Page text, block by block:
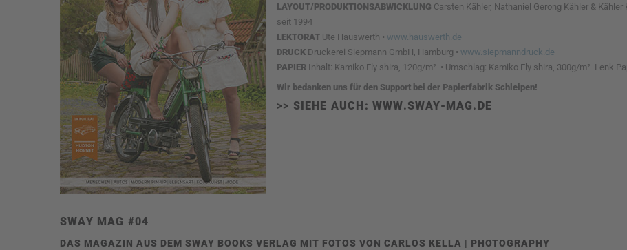
LAYOUT/PRODUKTIONSABWICKLUNG Carsten Kähler, Nathaniel Gerong Kähler & Kähler
seit 1994
LEKTORAT Ute Hauswerth • www.hauswerth.de
DRUCK Druckerei Siepmann GmbH, Hamburg • www.siepmanndruck.de
PAPIER Inhalt: Kamiko Fly shira, 120g/m² • Umschlag: Kamiko Fly shira, 300g/m² Lenk
Wir bedanken uns für den Support bei der Papierfabrik Schleipen!
>> SIEHE AUCH: WWW.SWAY-MAG.DE
SWAY MAG #04
DAS MAGAZIN AUS DEM SWAY BOOKS VERLAG MIT FOTOS VON CARLOS KELLA | PHOTOGRAPHY